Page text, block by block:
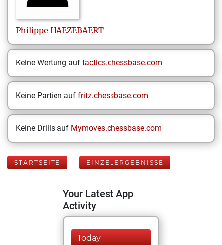
Philippe HAEZEBAERT
Keine Wertung auf tactics.chessbase.com
Keine Partien auf fritz.chessbase.com
Keine Drills auf Mymoves.chessbase.com
STARTSEITE EINZELERGEBNISSE
Your Latest App
Activity
Today